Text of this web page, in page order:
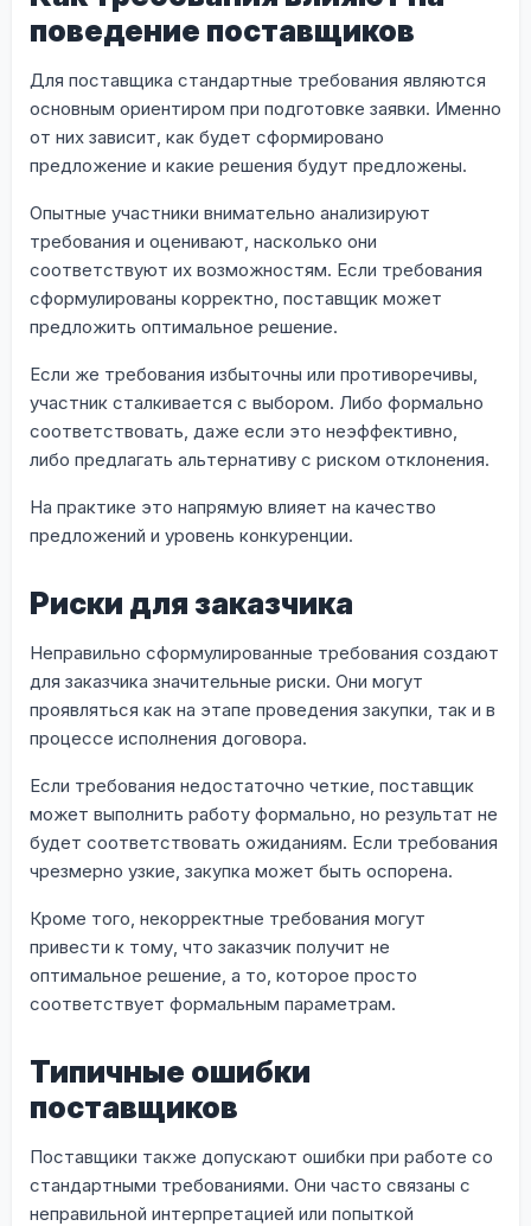
поведение поставщиков
Для поставщика стандартные требования являются
основным ориентиром при подготовке заявки. Именно
от них зависит, как будет сформировано
предложение и какие решения будут предложены.
Опытные участники внимательно анализируют
требования и оценивают, насколько они
соответствуют их возможностям. Если требования
сформулированы корректно, поставщик может
предложить оптимальное решение.
Если же требования избыточны или противоречивы,
участник сталкивается с выбором. Либо формально
соответствовать, даже если это неэффективно,
либо предлагать альтернативу с риском отклонения.
На практике это напрямую влияет на качество
предложений и уровень конкуренции.
Риски для заказчика
Неправильно сформулированные требования создают
для заказчика значительные риски. Они могут
проявляться как на этапе проведения закупки, так и в
процессе исполнения договора.
Если требования недостаточно четкие, поставщик
может выполнить работу формально, но результат не
будет соответствовать ожиданиям. Если требования
чрезмерно узкие, закупка может быть оспорена.
Кроме того, некорректные требования могут
привести к тому, что заказчик получит не
оптимальное решение, а то, которое просто
соответствует формальным параметрам.
Типичные ошибки
поставщиков
Поставщики также допускают ошибки при работе со
стандартными требованиями. Они часто связаны с
неправильной интерпретацией или попыткой